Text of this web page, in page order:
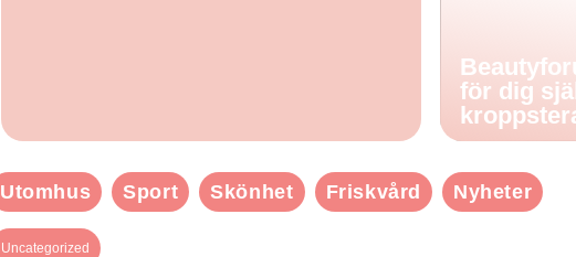
för dig
Utomhus Sport Skönhet Friskvård Nyheter
Uncategorized